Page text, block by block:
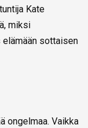
Kate
miksi
sottaisen
ongelmaa. Vaikka